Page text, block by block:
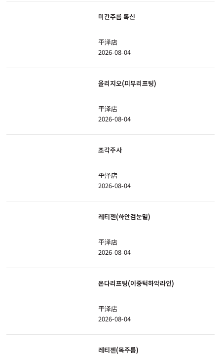
미간주름 톡신
平泽店
2026-08-04
올리지오(피부리프팅)
平泽店
2026-08-04
조각주사
平泽店
2026-08-04
레티젠(하안검눈밑)
平泽店
2026-08-04
온다리프팅(이중턱하악라인)
平泽店
2026-08-04
레티젠(목주름)